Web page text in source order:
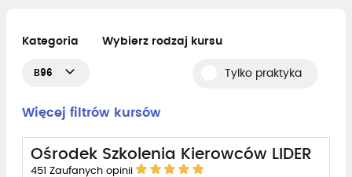
Kategoria
B96
Wybierz rodzaj kursu
Tylko praktyka
Więcej filtrów kursów
Ośrodek Szkolenia Kierowców LIDER
451 Zaufanych opinii